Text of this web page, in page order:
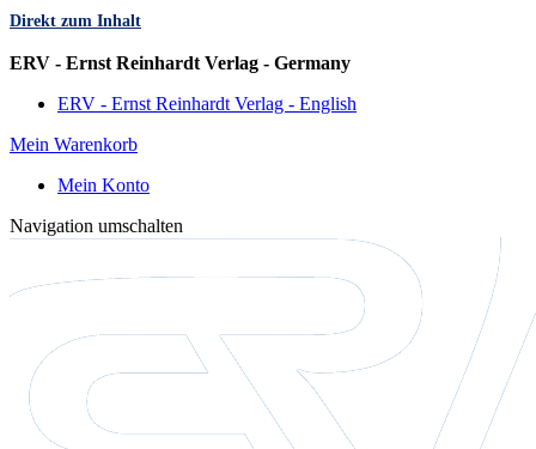
Direkt zum Inhalt
ERV - Ernst Reinhardt Verlag - Germany
ERV - Ernst Reinhardt Verlag - English
Mein Warenkorb
Mein Konto
Navigation umschalten